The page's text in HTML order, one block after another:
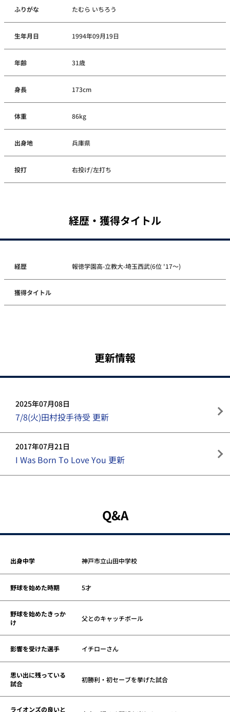
ふりがな たむら いちろう
生年月日 1994年09月19日
年齢 31歳
身長 173cm
体重 86kg
出身地 兵庫県
投打 右投げ/左打ち
経歴・獲得タイトル
経歴 報徳学園高-立教大-埼玉西武(6位 '17～)
獲得タイトル
更新情報
2025年07月08日
7/8(火)田村投手待受 更新
2017年07月21日
I Was Born To Love You 更新
Q&A
出身中学 神戸市立山田中学校
野球を始めた時期 5才
野球を始めたきっか
け
父とのキャッチボール
影響を受けた選手 イチローさん
思い出に残っている
試合
初勝利・初セーブを挙げた試合
ライオンズの良いと